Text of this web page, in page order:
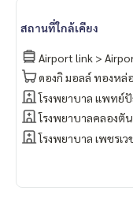
สถานที่ใกล้เคียง
Airport link >
ดองกิ มอลล์ ทองหล่
โรงพยาบาล แพทย์
โรงพยาบาลคลองตัน
โรงพยาบาล เพชรเว